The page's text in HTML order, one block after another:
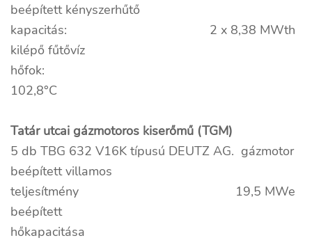
beépített kényszerhűtő
kapacitás: 2 x 8,38 MWth
kilépő fűtővíz
hőfok:
102,8°C
Tatár utcai gázmotoros kiserőmű (TGM)
5 db TBG 632 V16K típusú DEUTZ AG. gázmotor
beépített villamos
teljesítmény 19,5 MWe
beépített
hőkapacitása